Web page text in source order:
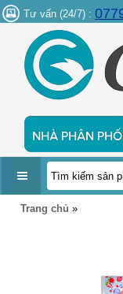
Tư vấn (24/7) :
DANH
Trang chủ »